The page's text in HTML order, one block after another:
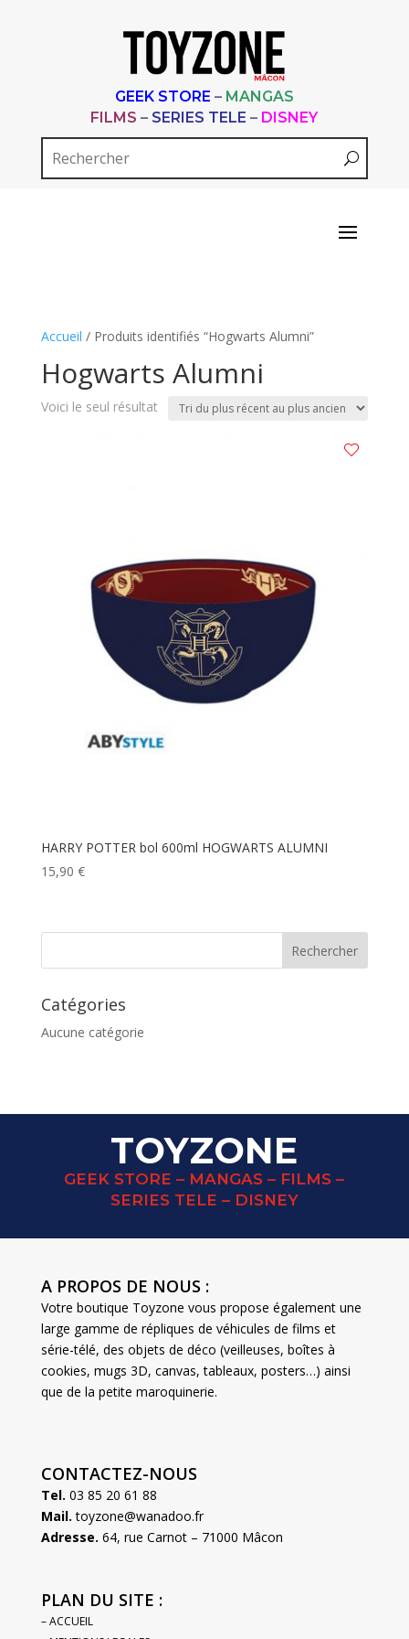
GEEK STORE – MANGAS
FILMS – SERIES TELE – DISNEY
Accueil / Produits identifiés “Hogwarts Alumni”
Hogwarts Alumni
Voici le seul résultat
HARRY POTTER bol 600ml HOGWARTS ALUMNI
15,90 €
Catégories
Aucune catégorie
TOYZONE
GEEK STORE – MANGAS – FILMS –
SERIES TELE – DISNEY
A PROPOS DE NOUS :
Votre boutique Toyzone vous propose également une
large gamme de répliques de véhicules de films et
série-télé, des objets de déco (veilleuses, boîtes à
cookies, mugs 3D, canvas, tableaux, posters…) ainsi
que de la petite maroquinerie.
CONTACTEZ-NOUS
Tel. 03 85 20 61 88
Mail. toyzone@wanadoo.fr
Adresse. 64, rue Carnot – 71000 Mâcon
PLAN DU SITE :
– ACCUEIL